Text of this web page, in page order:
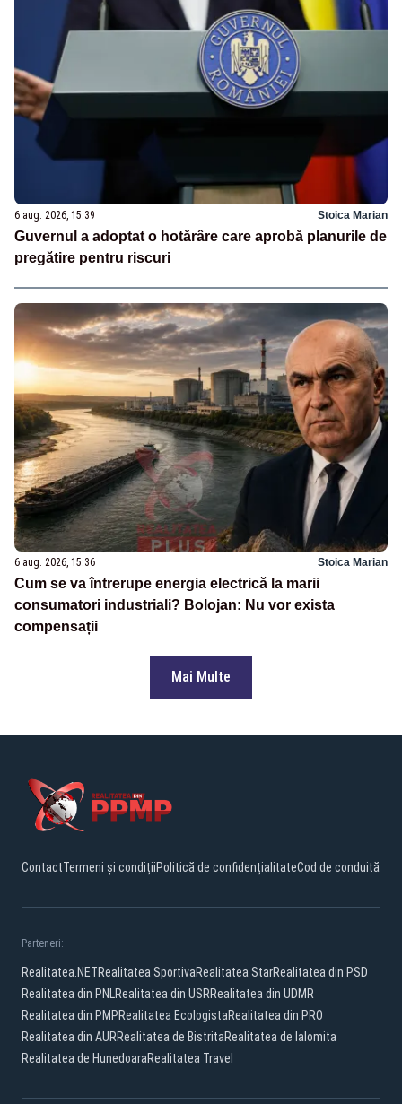
6 aug. 2026, 15:39 Stoica Marian
Guvernul a adoptat o hotărâre care aprobă planurile de
pregătire pentru riscuri
6 aug. 2026, 15:36 Stoica Marian
Cum se va întrerupe energia electrică la marii
consumatori industriali? Bolojan: Nu vor exista
compensații
Mai Multe
ContactTermeni și condițiiPolitică de confidențialitateCod de conduită
Parteneri:
Realitatea.NETRealitatea SportivaRealitatea StarRealitatea din PSD
Realitatea din PNLRealitatea din USRRealitatea din UDMR
Realitatea din PMPRealitatea EcologistaRealitatea din PRO
Realitatea din AURRealitatea de BistritaRealitatea de Ialomita
Realitatea de HunedoaraRealitatea Travel